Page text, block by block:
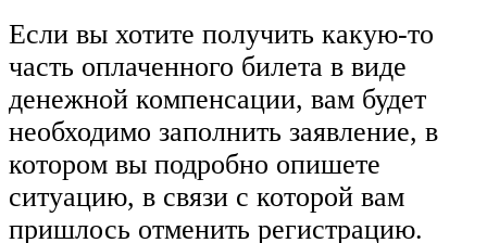
Если вы хотите получить какую-то
часть оплаченного билета в виде
денежной компенсации, вам будет
необходимо заполнить заявление, в
котором вы подробно опишете
ситуацию, в связи с которой вам
пришлось отменить регистрацию.